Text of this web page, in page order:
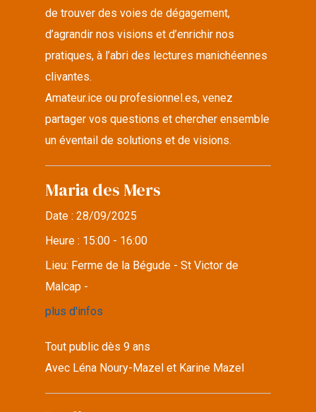
de trouver des voies de dégagement,
d’agrandir nos visions et d’enrichir nos
pratiques, à l’abri des lectures manichéennes
clivantes.
Amateur.ice ou profesionnel.es, venez
partager vos questions et chercher ensemble
un éventail de solutions et de visions.
Maria des Mers
Date :28/09/2025
Heure : 15:00 - 16:00
Lieu: Ferme de la Bégude - St Victor de
Malcap -
plus d'infos
Tout public dès 9 ans
Avec Léna Noury-Mazel et Karine Mazel